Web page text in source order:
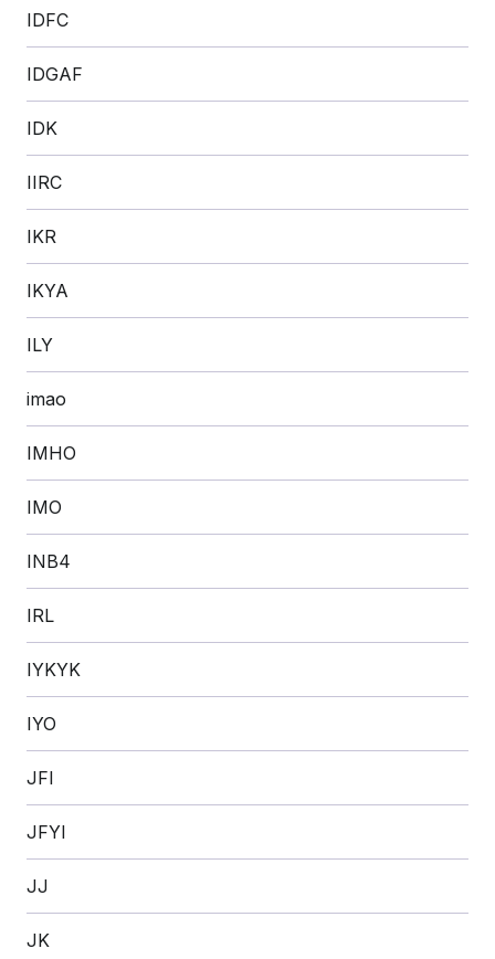
IDFC
IDGAF
IDK
IIRC
IKR
IKYA
ILY
imao
IMHO
IMO
INB4
IRL
IYKYK
IYO
JFI
JFYI
JJ
JK